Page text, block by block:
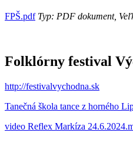
FPŠ.pdfTyp: PDF dokument,
Folklórny festival
http://festivalvychodna.sk
Tanečná škola tance z horného
video Reflex Markíza